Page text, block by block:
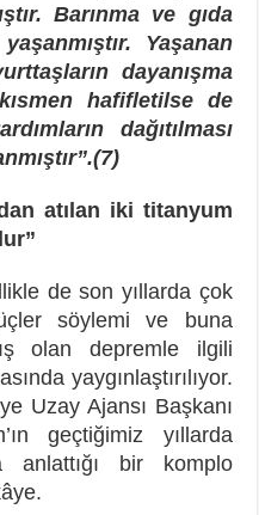
Barınma ve gıda
Yaşanan
dayanışma
hafifletilse de
dağıtılması
atılan iki titanyum
de son yıllarda çok
söylemi ve buna
olan depremle ilgili
yaygınlaştırılıyor.
Uzay Ajansı Başkanı
geçtiğimiz yıllarda
anlattığı bir komplo